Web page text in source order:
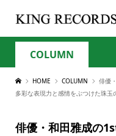
COLUMN
HOME COLUMN
俳優
多彩な表現力と感情をぶつけた珠玉
俳優・和田雅成の